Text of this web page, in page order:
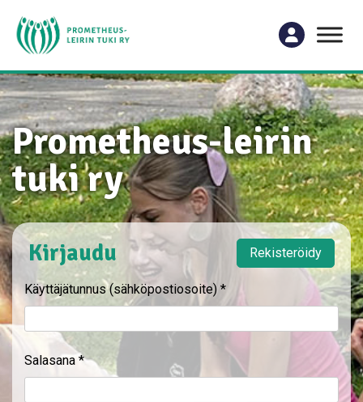
Prometheus-leirin
tuki ry
Kirjaudu Rekisteröidy
Käyttäjätunnus (sähköpostiosoite) *
Salasana *